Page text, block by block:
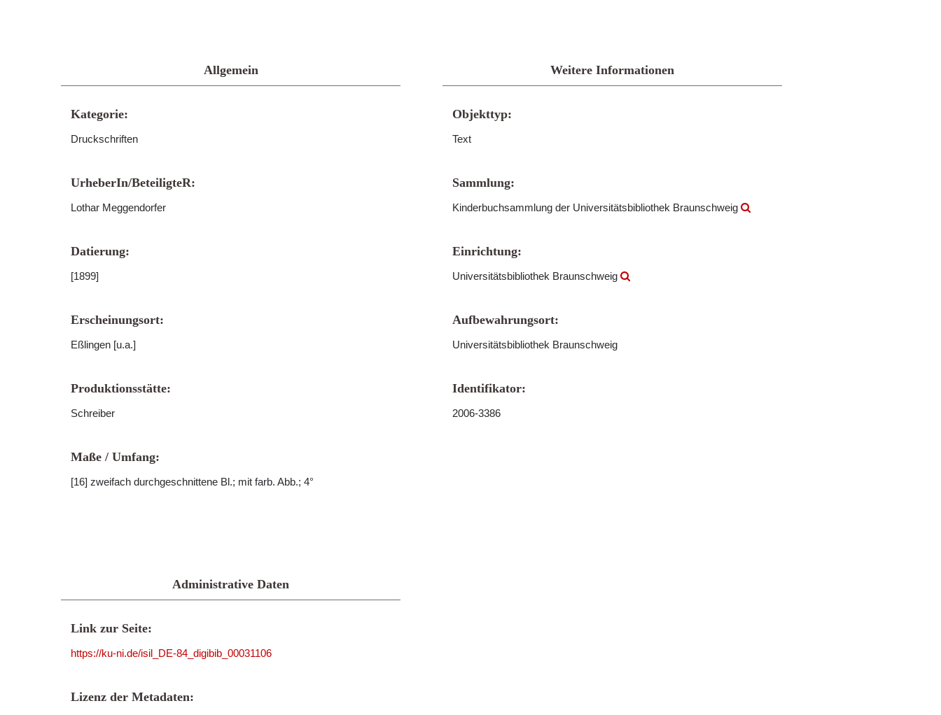
Allgemein
Kategorie:
Druckschriften
UrheberIn/BeteiligteR:
Lothar Meggendorfer
Datierung:
[1899]
Erscheinungsort:
Eßlingen [u.a.]
Produktionsstätte:
Schreiber
Maße / Umfang:
[16] zweifach durchgeschnittene Bl.; mit farb. Abb.; 4°
Weitere Informationen
Objekttyp:
Text
Sammlung:
Kinderbuchsammlung der Universitätsbibliothek Braunschweig
Einrichtung:
Universitätsbibliothek Braunschweig
Aufbewahrungsort:
Universitätsbibliothek Braunschweig
Identifikator:
2006-3386
Administrative Daten
Link zur Seite:
https://ku-ni.de/isil_DE-84_digibib_00031106
Lizenz der Metadaten: